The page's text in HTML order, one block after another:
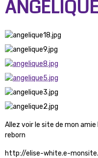
Allez voir le site de mon
reborn
http://elise-white.e-